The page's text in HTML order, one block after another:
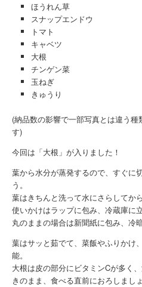
ほうれん草
スナップエンドウ
トマト
キャベツ
大根
チンゲン菜
玉ねぎ
きゅうり
(納品数の影響で一部写真とは違う
す)
今回は「大根」が入りました！
葉から水分が蒸発するので、すぐに
う。
葉はきちんと洗って水にさらしてから
使いかけはラップに包み、冷蔵庫に
丸のままの場合は新聞紙に包み、冷
葉はサッと茹でて、菜飯やふりかけ
能。
大根は皮の部分にビタミンCが多く
きのまま、食べる直前におろしましょ